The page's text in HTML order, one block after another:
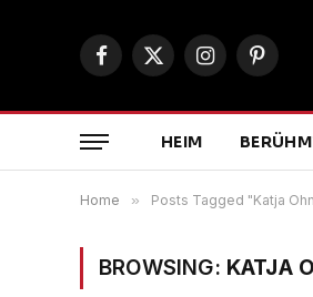
Facebook
X
InstagramPinterest
HEIM
Home » Posts Tagged "Katja
BROWSING: KATJA